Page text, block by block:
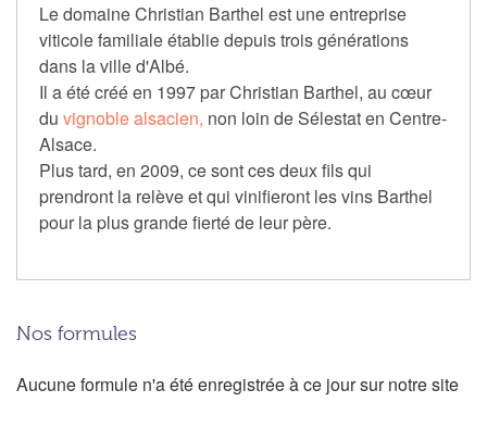
Le domaine Christian Barthel est une entreprise
viticole familiale établie depuis trois générations
dans la ville d'Albé.
Il a été créé en 1997 par Christian Barthel, au cœur
du vignoble alsacien, non loin de Sélestat en Centre-
Alsace.
Plus tard, en 2009, ce sont ces deux fils qui
prendront la relève et qui vinifieront les vins Barthel
pour la plus grande fierté de leur père.
Nos formules
Aucune formule n'a été enregistrée à ce jour sur notre site